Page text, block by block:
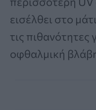
εισέλθει στο
τις πιθανότητες
οφθαλμική